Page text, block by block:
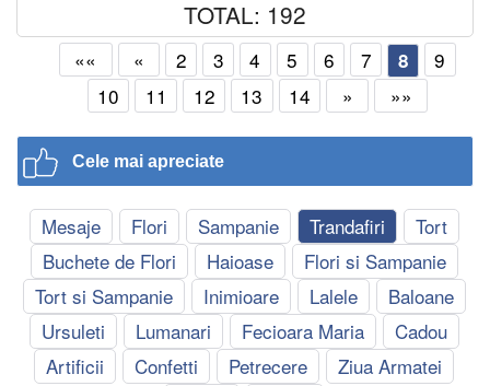
TOTAL: 192
«« « 2 3 4 5 6 7 8
9
10
11 12 13 14 » »»
Cele mai apreciate
Mesaje Flori Sampanie Trandafiri
Tort
Buchete de Flori
Haioase
Flori si Sampanie
Tort si Sampanie
Inimioare Lalele
Baloane
Ursuleti
Lumanari Fecioara Maria
Cadou
Artificii
Confetti Petrecere
Ziua Armatei